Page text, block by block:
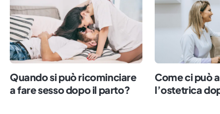
Quando si può ricominciare
a fare sesso dopo il parto?
Come ci può
l’ostetrica